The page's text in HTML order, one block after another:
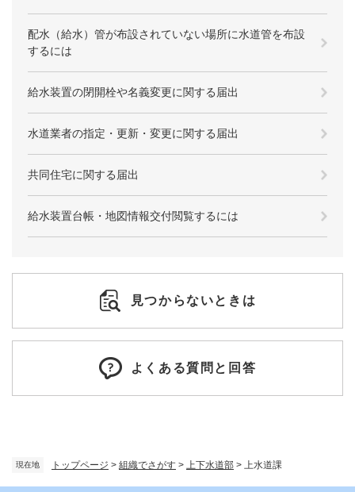
現在地 トップページ > 組織でさがす > 上下水道部 > 上水道課
​配水（給水）管が布設されていない場所に水道管を布設
するには
給水装置の閉開栓や名義変更に関する届出
水道業者の指定・更新・変更に関する届出
共同住宅に関する届出
給水装置台帳・地図情報交付閲覧するには
見つからないときは
よくある質問と回答